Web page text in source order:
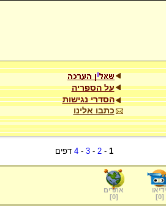
על הספריה
הסדרי נגישות
כתבו אלינו
1
-
2
-
3
-
4 דפים
[
0
]
אתרים
[
0
]